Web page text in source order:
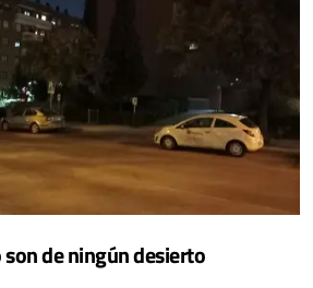
de ningún desierto